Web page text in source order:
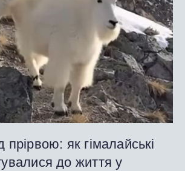
як гімалайські
до життя у